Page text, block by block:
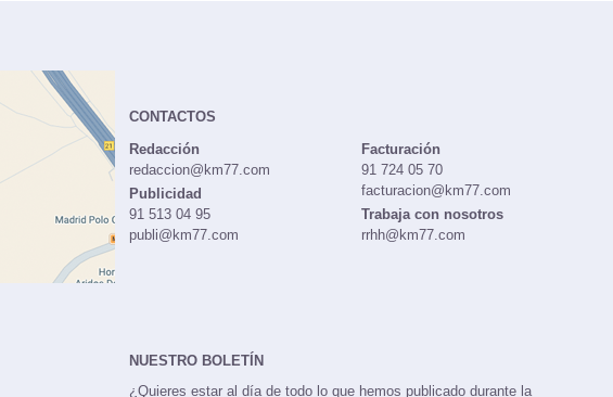
CONTACTOS
Redacción
redaccion@km77.com
Publicidad
91 513 04 95
publi@km77.com
Facturación
91 724 05 70
facturacion@km77.com
Trabaja con nosotros
rrhh@km77.com
NUESTRO BOLETÍN
¿Quieres estar al día de todo lo que hemos publicado durante la